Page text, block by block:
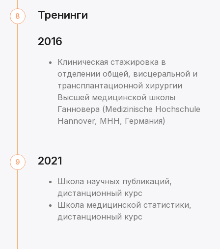
Тренинги
2016
Клиническая стажировка в
отделении общей, висцеральной и
трансплантационной хирургии
Высшей медицинской школы
Ганновера (Medizinische Hochschule
Hannover, МНН, Германия)
2021
Школа научных публикаций,
дистанционный курс
Школа медицинской статистики,
дистанционный курс